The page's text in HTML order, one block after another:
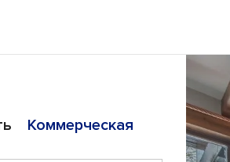
Коммерческая